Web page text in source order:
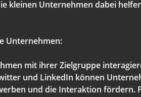
kleinen Unternehmen dabei
Unternehmen:
mit ihrer Zielgruppe
und LinkedIn können
und die Interaktion fördern.